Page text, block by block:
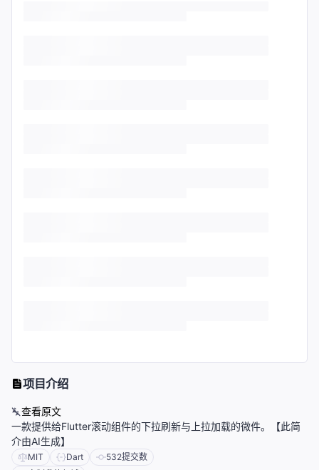
项目介绍
查看原文
一款提供给Flutter滚动组件的下拉刷新与上拉加载的微件。【此简
介由AI生成】
MIT Dart 532提交数